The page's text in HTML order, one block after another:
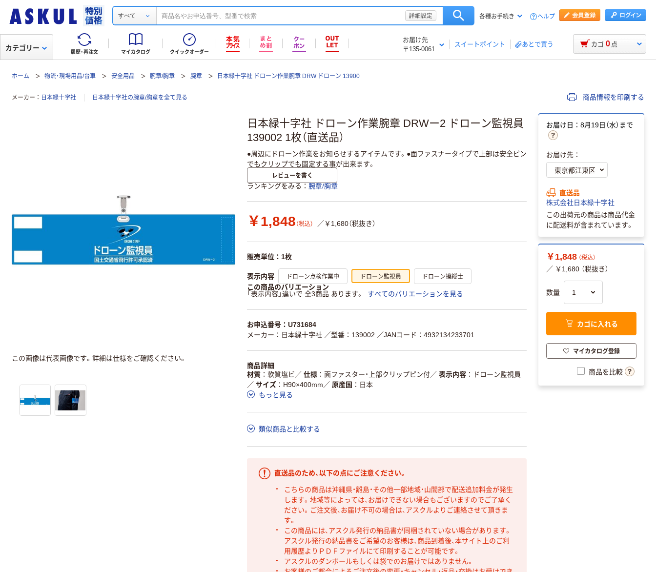
すべて 詳細設定 各種お手続き ヘルプ
履歴・再注文 マイカタログ クイックオーダー
お届け先
〒135-0061
スイートポイント あとで買う
カテゴリー カゴ 0 点
ホーム 物流・現場用品/台車 安全用品 腕章/胸章 腕章 日本緑十字社 ドローン作業腕章 DRW ドローン 13900
メーカー 日本緑十字社 日本緑十字社の腕章/胸章を全て見る 商品情報を印刷する
日本緑十字社 ドローン作業腕章 DRWー2 ドローン監視員
139002 1枚（直送品）
●周辺にドローン作業をお知らせするアイテムです。●面ファスナータイプで上部は安全ピン
でもクリップでも固定する事が出来ます。
レビューを書く
ランキングをみる 腕章/胸章
￥1,848 （税込） ／￥1,680（税抜き）
販売単位：1枚
表示内容 ドローン点検作業中 ドローン監視員 ドローン操縦士
この商品のバリエーション
「表示内容」違いで 全3商品 あります。
すべてのバリエーションを見る
お申込番号：U731684
メーカー：日本緑十字社 ／型番：139002 ／JANコード：4932134233701
商品詳細
材質
軟質塩ビ ／ 仕様 面ファスター・上部クリップピン付／ 表示内容
ドローン監視員
／ サイズ H90×400mm ／ 原産国
日本
もっと見る
類似商品と比較する
直送品のため、以下の点にご注意ください。
こちらの商品は沖縄県・離島・その他一部地域・山間部で配送追加料金が発生
します。地域等によっては、お届けできない場合もございますのでご了承く
ださい。ご注文後、お届け不可の場合は、アスクルよりご連絡させて頂きま
す。
この商品には、アスクル発行の納品書が同梱されていない場合があります。
アスクル発行の納品書をご希望のお客様は、商品到着後、本サイト上のご利
用履歴よりＰＤＦファイルにて印刷することが可能です。
アスクルのダンボールもしくは袋でのお届けではありません。
この画像は代表画像です。詳細は仕様をご確認ください。
お届け日：8月19日（水）まで
お届け先：
直送品
株式会社日本緑十字社
この出荷元の商品は商品代金
に配送料が含まれています。
￥1,848 （税込）
／ ￥1,680 （税抜き）
数量
カゴに入れる
マイカタログ登録
商品を比較